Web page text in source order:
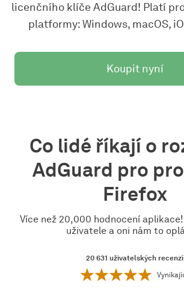
licenčního klíče AdGuard! Platí
platformy: Windows, macOS,
Koupit nyní
Co lidé říkají o
AdGuard pro
Firefox
Více než 20,000 hodnocení
uživatele a oni nám to
20 631 uživatelských recenzí